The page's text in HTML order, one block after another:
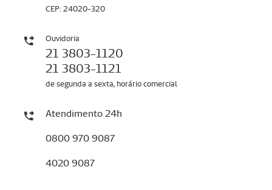
CEP: 24020-320
Ouvidoria
21 3803-1120
21 3803-1121
de segunda a sexta, horário comercial
Atendimento 24h
0800 970 9087
4020 9087